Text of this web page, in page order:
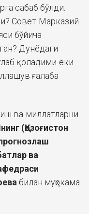
сабаб бўлди.
Совет Марказий
бўйича
Дунёдаги
қоладими ёки
ғалаба
ва миллатларни
(Қозоғистон
ва
билан муҳокама